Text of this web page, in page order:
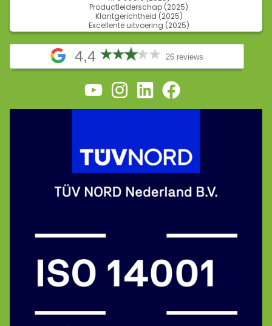
Productleiderschap (2025)
Klantgerichtheid (2025)
Excellente uitvoering (2025)
4,4 26 reviews